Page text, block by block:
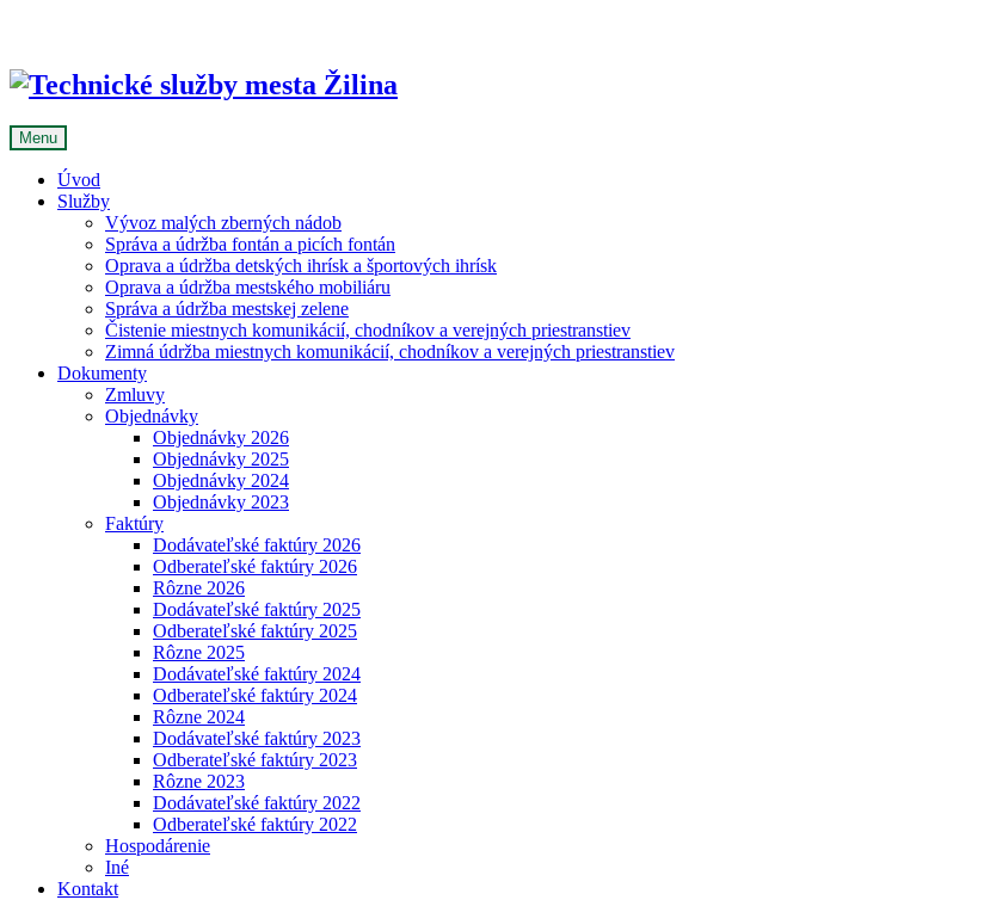
Menu
Úvod
Služby
Vývoz malých zberných nádob
Správa a údržba fontán a picích fontán
Oprava a údržba detských ihrísk a športových ihrísk
Oprava a údržba mestského mobiliáru
Správa a údržba mestskej zelene
Čistenie miestnych komunikácií, chodníkov a verejných priestranstiev
Zimná údržba miestnych komunikácií, chodníkov a verejných priestranstiev
Dokumenty
Zmluvy
Objednávky
Objednávky 2026
Objednávky 2025
Objednávky 2024
Objednávky 2023
Faktúry
Dodávateľské faktúry 2026
Odberateľské faktúry 2026
Rôzne 2026
Dodávateľské faktúry 2025
Odberateľské faktúry 2025
Rôzne 2025
Dodávateľské faktúry 2024
Odberateľské faktúry 2024
Rôzne 2024
Dodávateľské faktúry 2023
Odberateľské faktúry 2023
Rôzne 2023
Dodávateľské faktúry 2022
Odberateľské faktúry 2022
Hospodárenie
Iné
Kontakt